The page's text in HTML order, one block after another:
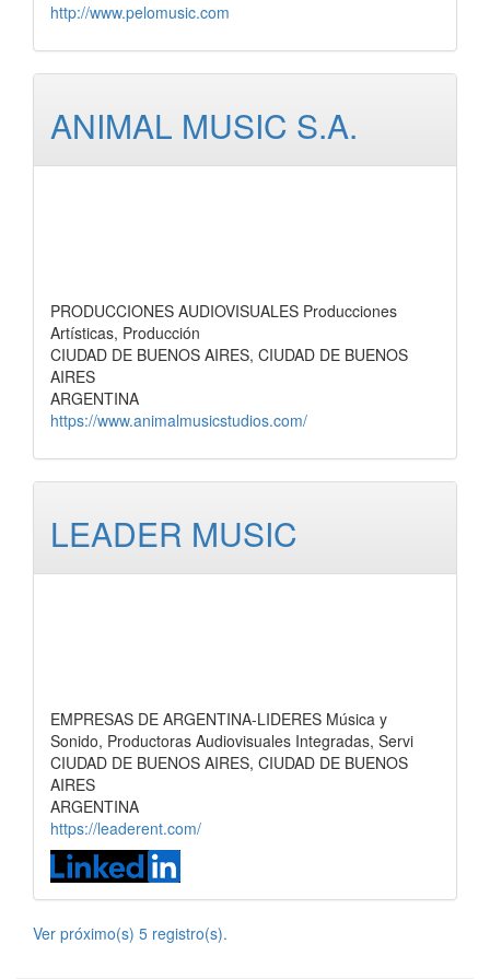
http://www.pelomusic.com
ANIMAL MUSIC S.A.
PRODUCCIONES AUDIOVISUALES Producciones
Artísticas, Producción
CIUDAD DE BUENOS AIRES, CIUDAD DE BUENOS
AIRES
ARGENTINA
https://www.animalmusicstudios.com/
LEADER MUSIC
EMPRESAS DE ARGENTINA-LIDERES Música y
Sonido, Productoras Audiovisuales Integradas, Servi
CIUDAD DE BUENOS AIRES, CIUDAD DE BUENOS
AIRES
ARGENTINA
https://leaderent.com/
Ver próximo(s) 5 registro(s).